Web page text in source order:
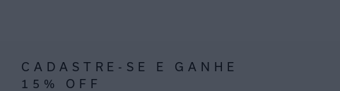
CADASTRE-SE E GANHE
15% OFF